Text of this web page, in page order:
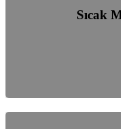
Sıcak